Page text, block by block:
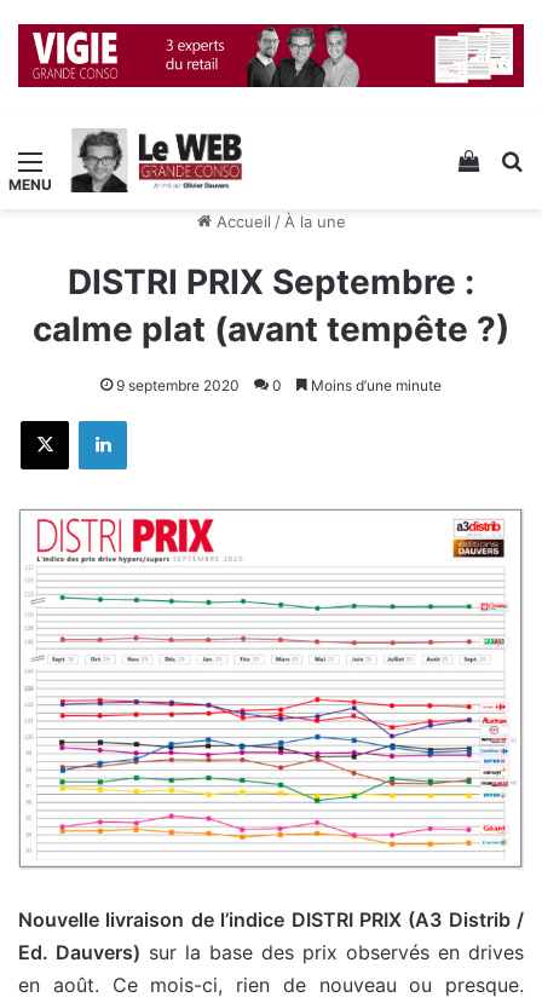
Menu Voir
Accueil / À la une
DISTRI PRIX Septembre :
calme plat (avant tempête ?)
9 septembre 2020 0 Moins d’une minute
X Linkedin
Nouvelle livraison de l’indice DISTRI PRIX (A3 Distrib /
Ed. Dauvers) sur la base des prix observés en drives
en août. Ce mois-ci, rien de nouveau ou presque.